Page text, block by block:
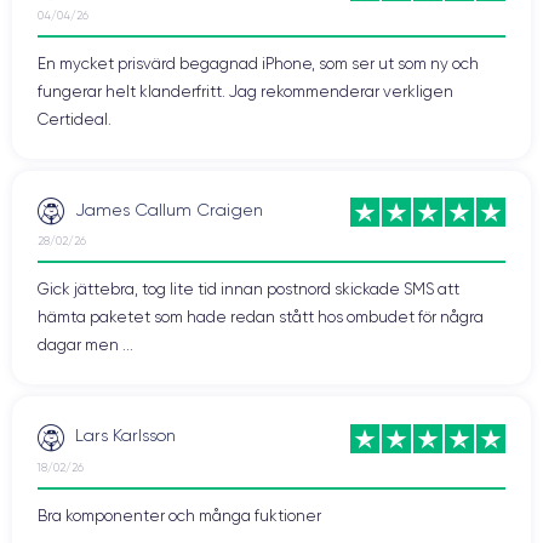
Att veta: iPhone 12 har MagSafe-teknik som möjliggör trådlös
laddning vid 15 W.
För att avsluta med de fysiska
Innan vi går vidare till de tekniska specifikationerna vill vi fokusera
på två specifika punkter.
ligga i vatten i 30 minuter. Perfekt för användning på stranden
eller i poolen.
varianter).
Specifikationer för iPhone 12
04/04/26
En mycket prisvärd begagnad iPhone, som ser ut som ny och
fungerar helt klanderfritt. Jag rekommenderar verkligen
Certideal.
James Callum Craigen
28/02/26
Gick jättebra, tog lite tid innan postnord skickade SMS att
hämta paketet som hade redan stått hos ombudet för några
dagar men ...
Lars Karlsson
18/02/26
Bra komponenter och många fuktioner